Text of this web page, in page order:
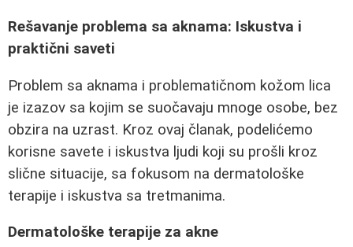
Rešavanje problema sa aknama: Iskustva i
praktični saveti
Problem sa aknama i problematičnom kožom lica
je izazov sa kojim se suočavaju mnoge osobe, bez
obzira na uzrast. Kroz ovaj članak, podelićemo
korisne savete i iskustva ljudi koji su prošli kroz
slične situacije, sa fokusom na dermatološke
terapije i iskustva sa tretmanima.
Dermatološke terapije za akne